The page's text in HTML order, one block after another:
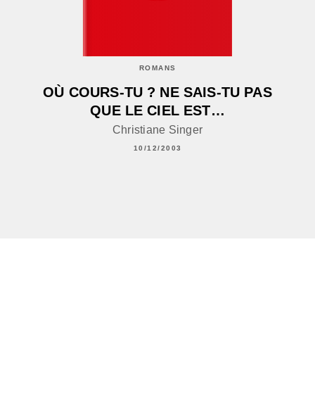
ROMANS
OÙ COURS-TU ? NE SAIS-TU PAS
QUE LE CIEL EST…
Christiane Singer
10/12/2003